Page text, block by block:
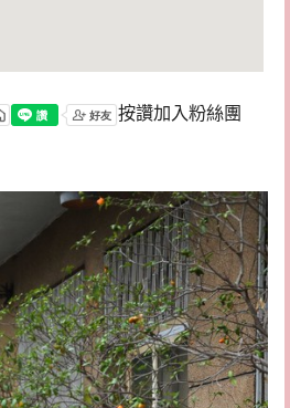
按讚加入粉絲團